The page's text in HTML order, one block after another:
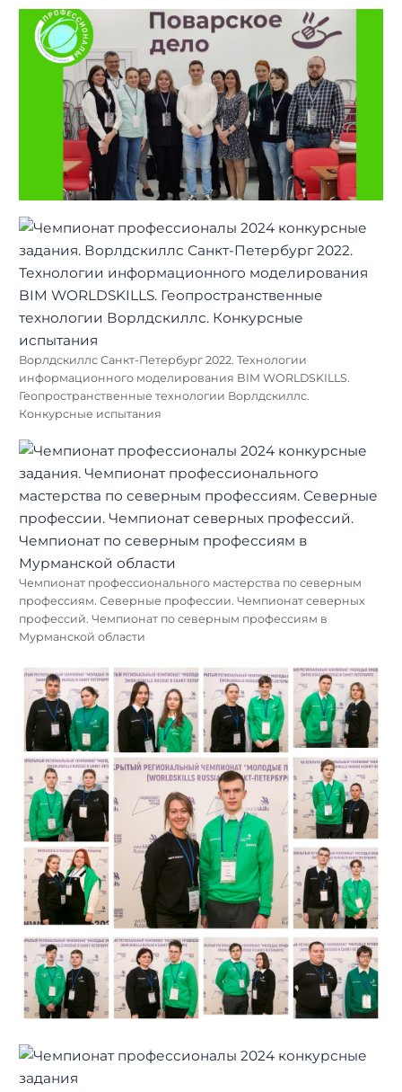
Ворлдскиллс Санкт-Петербург 2022. Технологии
информационного моделирования BIM WORLDSKILLS.
Геопространственные технологии Ворлдскиллс.
Конкурсные испытания
Чемпионат профессионального мастерства по северным
профессиям. Северные профессии. Чемпионат северных
профессий. Чемпионат по северным профессиям в
Мурманской области